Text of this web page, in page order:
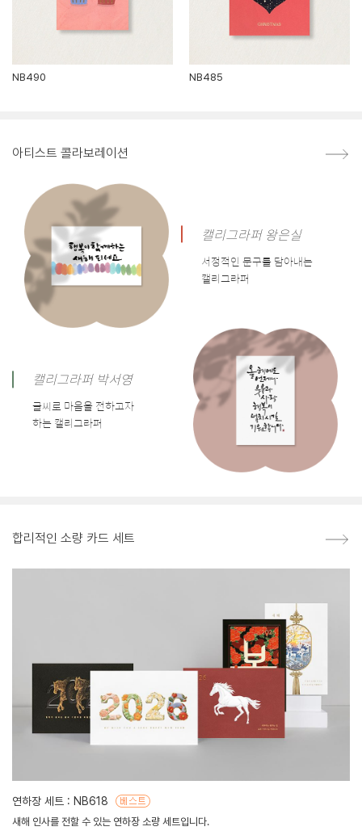
NB490 NB485
아티스트 콜라보레이션
캘리그라퍼 왕은실
서정적인 문구를 담아내는
캘리그라퍼
캘리그라퍼 박서영
글씨로 마음을 전하고자
하는 캘리그라퍼
합리적인 소량 카드 세트
연하장 세트 : NB618
새해 인사를 전할 수 있는 연하장 소량 세트입니다.